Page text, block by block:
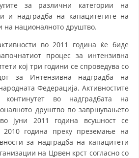
ВО ПРОФЕСИОНАЛНИ ТЕЛА
СТАТУТ НА ЦКРМ
И РАЗВОЈ
за различни категории на
и надградба на капацитетите на
на националното друштво.
во 2011 година ќе биде
процес за интензивна
кој три години се спроведува со
за Интензивна надградба на
Федерација. Активностите
во надградбата на
друштво по завршувањето
јуни 2011 година всушност се
година преку преземање на
за надградба на капацитети
на Црвен крст согласно со